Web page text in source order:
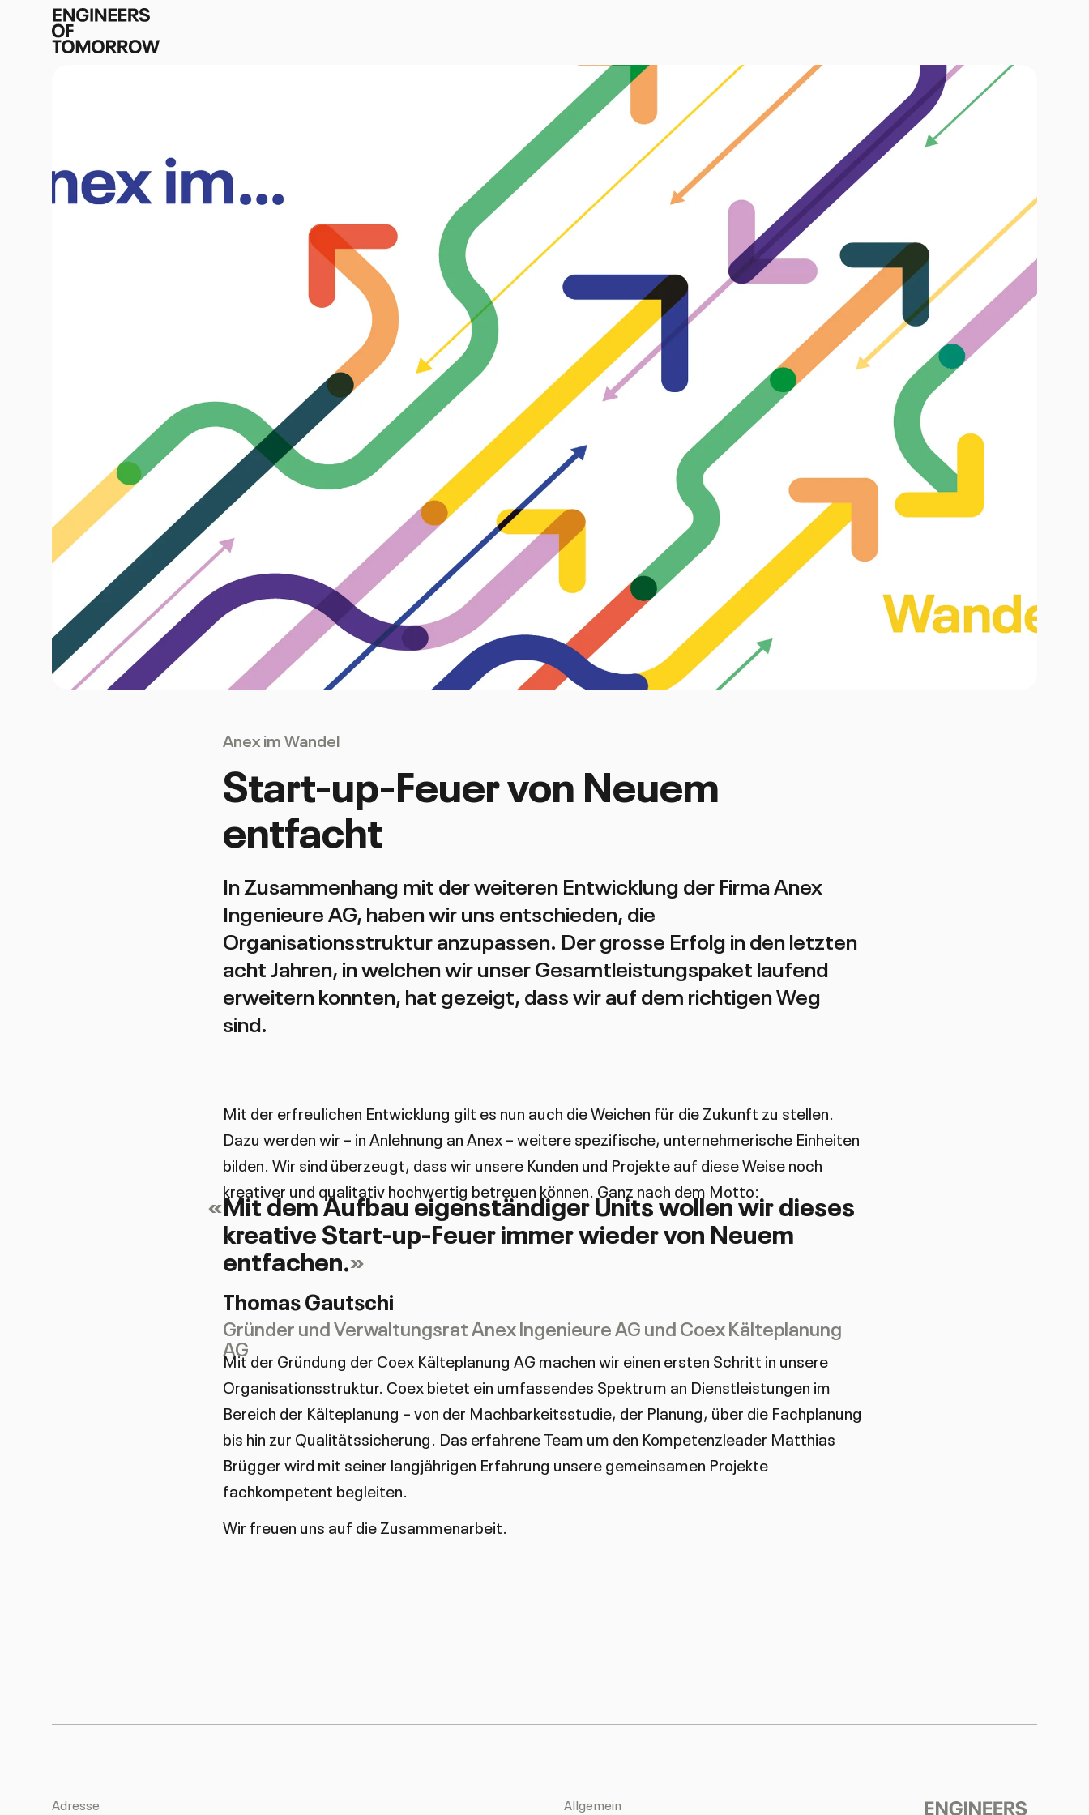
Anex im Wandel
Start-up-Feuer von Neuem
entfacht
In Zusammenhang mit der weiteren Entwicklung der Firma Anex
Ingenieure AG, haben wir uns entschieden, die
Organisationsstruktur anzupassen. Der grosse Erfolg in den letzten
acht Jahren, in welchen wir unser Gesamtleistungspaket laufend
erweitern konnten, hat gezeigt, dass wir auf dem richtigen Weg
sind.
Mit der erfreulichen Entwicklung gilt es nun auch die Weichen für die Zukunft zu stellen.
Dazu werden wir – in Anlehnung an Anex – weitere spezifische, unternehmerische Einheiten
bilden. Wir sind überzeugt, dass wir unsere Kunden und Projekte auf diese Weise noch
kreativer und qualitativ hochwertig betreuen können. Ganz nach dem Motto:
«Mit dem Aufbau eigenständiger Units wollen wir dieses
kreative Start-up-Feuer immer wieder von Neuem
entfachen.
Thomas Gautschi
Gründer und Verwaltungsrat Anex Ingenieure AG und Coex Kälteplanung
AG
Mit der Gründung der Coex Kälteplanung AG machen wir einen ersten Schritt in unsere
Organisationsstruktur. Coex bietet ein umfassendes Spektrum an Dienstleistungen im
Bereich der Kälteplanung – von der Machbarkeitsstudie, der Planung, über die Fachplanung
bis hin zur Qualitätssicherung. Das erfahrene Team um den Kompetenzleader Matthias
Brügger wird mit seiner langjährigen Erfahrung unsere gemeinsamen Projekte
fachkompetent begleiten.
Wir freuen uns auf die Zusammenarbeit.
Adresse Allgemein